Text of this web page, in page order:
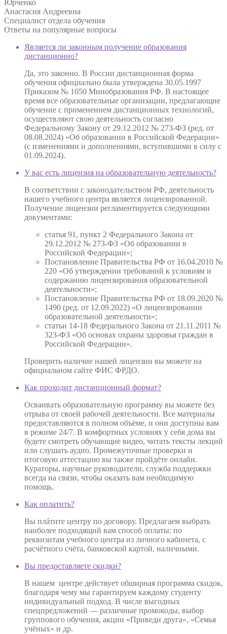
Юрченко
Анастасия Андреевна
Специалист отдела обучения
Ответы на популярные вопросы
Является ли законным получение образования
дистанционно?
Да, это законно. В России дистанционная форма
обучения официально была утверждена 30.05.1997
Приказом № 1050 Минобразования РФ. В настоящее
время все образовательные организации, предлагающие
обучение с применением дистанционных технологий,
осуществляют свою деятельность согласно
Федеральному Закону от 29.12.2012 № 273-ФЗ (ред. от
08.08.2024) «Об образовании в Российской Федерации»
(с изменениями и дополнениями, вступившими в силу с
01.09.2024).
У вас есть лицензия на образовательную деятельность?
В соответствии с законодательством РФ, деятельность
нашего учебного центра является лицензированной.
Получение лицензии регламентируется следующими
документами:
статья 91, пункт 2 Федерального Закона от
29.12.2012 № 273-ФЗ «Об образовании в
Российской Федерации»;
Постановление Правительства РФ от 16.04.2010 №
220 «Об утверждении требований к условиям и
содержанию лицензирования образовательной
деятельности»;
Постановление Правительства РФ от 18.09.2020 №
1490 (ред. от 12.09.2022) «О лицензировании
образовательной деятельности»;
статьи 14-18 Федерального Закона от 21.11.2011 №
323-ФЗ «Об основах охраны здоровья граждан в
Российской Федерации».
Проверить наличие нашей лицензии вы можете на
официальном сайте ФИС ФРДО.
Как проходит дистанционный формат?
Осваивать образовательную программу вы можете без
отрыва от своей рабочей деятельности. Все материалы
предоставляются в полном объёме, и они доступны вам
в режиме 24/7. В комфортных условиях у себя дома вы
будете смотреть обучающие видео, читать тексты лекций
или слушать аудио. Промежуточные проверки и
итоговую аттестацию вы также пройдёте онлайн.
Кураторы, научные руководители, служба поддержки
всегда на связи, чтобы оказать вам необходимую
помощь.
Как оплатить?
Вы плáтите центру по договору. Предлагаем выбрать
наиболее подходящий вам способ оплаты: по
реквизитам учебного центра из личного кабинета, с
расчётного счёта, банковской картой, наличными.
Вы предоставляете скидки?
В нашем центре действует обширная программа скидок,
благодаря чему мы гарантируем каждому студенту
индивидуальный подход. В числе выгодных
спецпредложений — различные промокоды, выбор
группового обучения, акции «Приведи друга», «Семья
учёных» и др.